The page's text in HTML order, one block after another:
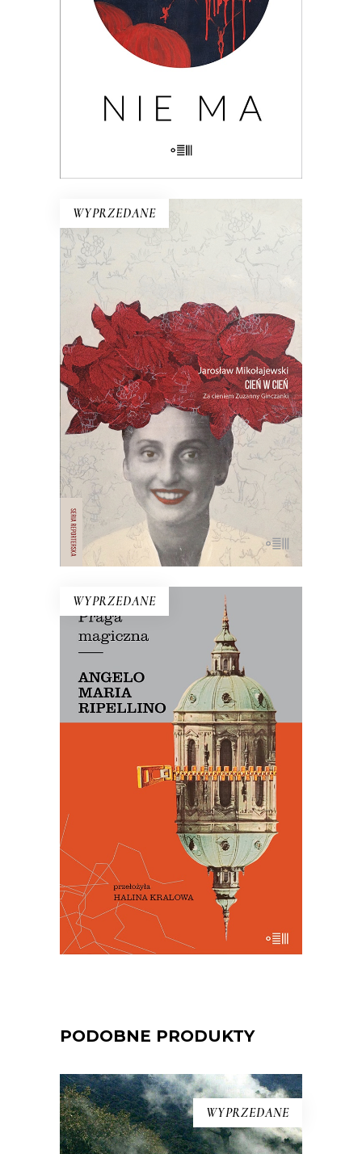
E-BOOK DO KOSZYKA
formę, swój rytm, panie Mariuszu.
Zwłaszcza nieobecność”.
46.00 zł 29.90zł
KSIĄŻKA DO KOSZYKA
WYPRZEDANE
E-BOOK DO KOSZYKA
CIEŃ W CIEŃ. ZA CIENIEM
ZUZANNY GINCZANKI
Pewnego dnia z książki na zagraconym
biurku wysuwa się oderwany fragment
starej gazety z pytaniem: Kim jesteś,
Zuzanno?
39.00zł 19.50zł
WYPRZEDANE
E-BOOK DO KOSZYKA
PRAGA MAGICZNA
Oto – jak mówi Mariusz Szczygieł –
biblia kultury czeskiej. Dla miłośników
Pragi i czeskiej kultury – lektura
niezbędna.
29.50zł
PODOBNE PRODUKTY
WYPRZEDANE